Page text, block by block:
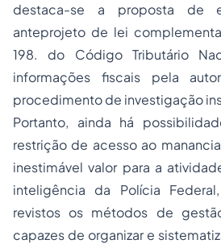
destaca-se a proposta de
anteprojeto de lei
198. do Código Tributário
informações fiscais pela
procedimento de investigação
Portanto, ainda há
restrição de acesso ao
inestimável valor para a
inteligência da Polícia
revistos os métodos de
capazes de organizar e